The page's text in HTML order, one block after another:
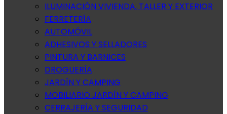
ILUMINACIÓN VIVIENDA, TALLER Y EXTERIOR
FERRETERÍA
AUTOMÓVIL
ADHESIVOS Y SELLADORES
PINTURA Y BARNICES
DROGUERÍA
JARDÍN Y CAMPING
MOBILIARIO JARDÍN Y CAMPING
CERRAJERÍA Y SEGURIDAD